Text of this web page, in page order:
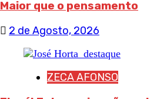
Maior que o pensamento
2 de Agosto, 2026
ZECA AFONSO